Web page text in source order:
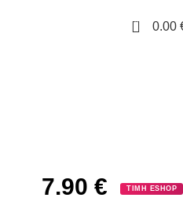
0 0.00
7.90 € ΤΙΜΗ ESHOP